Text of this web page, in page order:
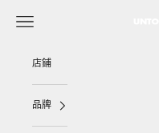
選單
店鋪
品牌